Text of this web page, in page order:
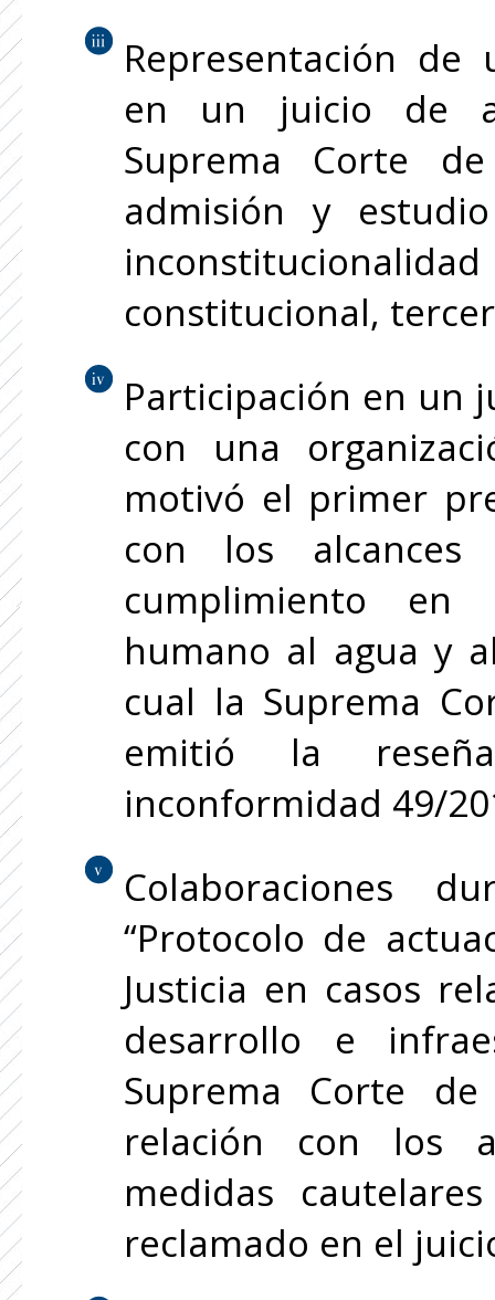
Representación de
en un juicio de
Suprema Corte
admisión y
constitucional,
Participación en un
con una
motivó el primer
con los
cumplimiento
humano al agua y
cual la Suprema
emitió la
inconformidad 49/
Colaboraciones
“Protocolo de
Justicia en casos
desarrollo e
Suprema Corte
relación con los
medidas
reclamado en el